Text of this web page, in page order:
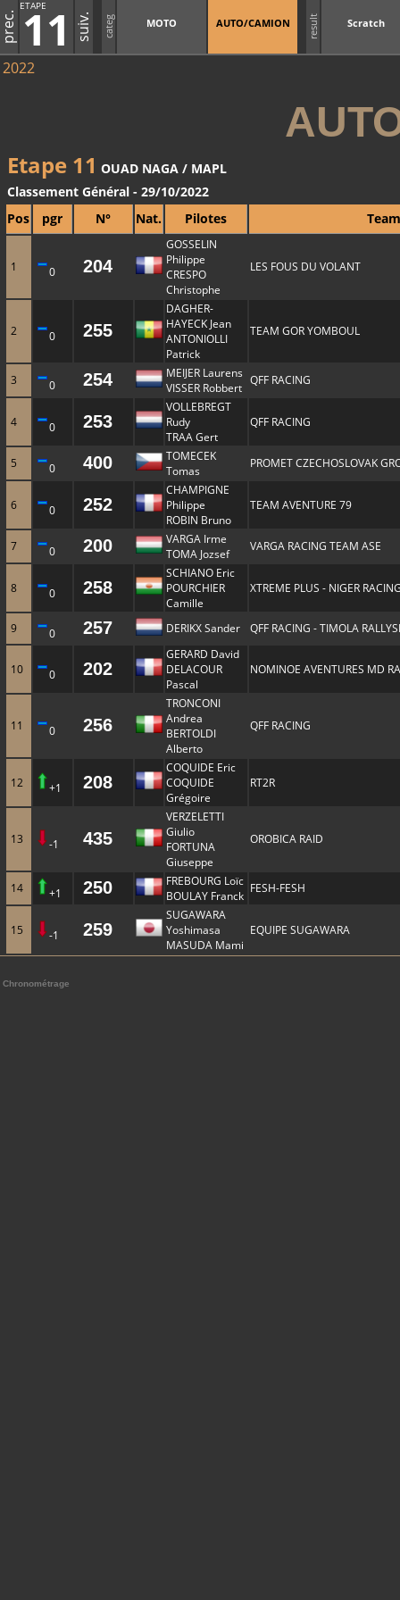
11
ETAPE
suiv. categ MOTO AUTO/CAMION result Scratch
2022
Etape 11 OUAD NAGA / MAPL
Classement Général - 29/10/2022
Pos
pgr N° Nat. Pilotes Team
1 0 204
GOSSELIN
Philippe
CRESPO
Christophe
LES FOUS DU VOLANT
2 0 255
DAGHER-
HAYECK Jean
ANTONIOLLI
Patrick
TEAM GOR YOMBOUL
3 0 254
MEIJER Laurens
VISSER Robbert
QFF RACING
4 0 253
VOLLEBREGT
Rudy
TRAA Gert
QFF RACING
5 0 400
TOMECEK
Tomas
PROMET CZECHOSLOVAK
6 0 252
CHAMPIGNE
Philippe
ROBIN Bruno
TEAM AVENTURE 79
7 0 200
VARGA Irme
TOMA Jozsef
VARGA RACING TEAM ASE
8 0 258
SCHIANO Eric
POURCHIER
Camille
XTREME PLUS - NIGER
9 0 257 DERIKX Sander QFF RACING - TIMOLA
10 0 202
GERARD David
DELACOUR
Pascal
NOMINOE AVENTURES MD
11 0 256
TRONCONI
Andrea
BERTOLDI
Alberto
QFF RACING
12 +1 208
COQUIDE Eric
COQUIDE
Grégoire
RT2R
13 -1 435
VERZELETTI
Giulio
FORTUNA
Giuseppe
OROBICA RAID
14 +1 250
FREBOURG Loïc
BOULAY Franck
FESH-FESH
15 -1 259
SUGAWARA
Yoshimasa
MASUDA Mami
EQUIPE SUGAWARA
Chronométrage